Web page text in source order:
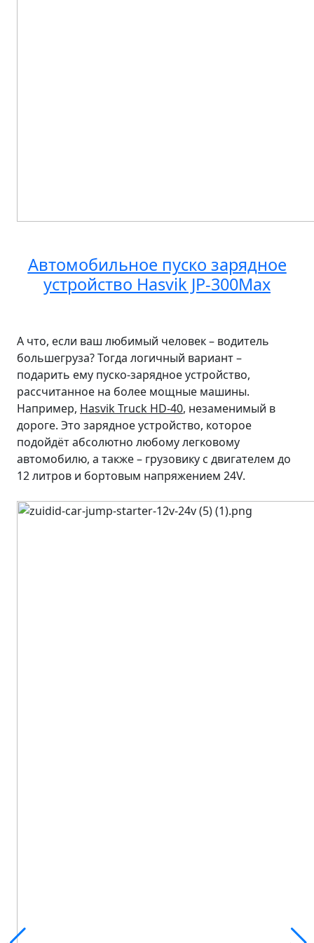
Автомобильное пуско зарядное
устройство Hasvik JP-300Max
А что, если ваш любимый человек – водитель
большегруза? Тогда логичный вариант –
подарить ему пуско-зарядное устройство,
рассчитанное на более мощные машины.
Например, Hasvik Truck HD-40, незаменимый в
дороге. Это зарядное устройство, которое
подойдёт абсолютно любому легковому
автомобилю, а также – грузовику с двигателем до
12 литров и бортовым напряжением 24V.